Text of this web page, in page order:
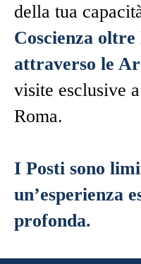
della tua
Coscienza oltre
attraverso le
visite esclusive
Roma.
I Posti sono
un’esperienza
profonda.